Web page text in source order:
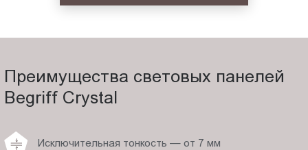
Преимущества световых панелей
Begriff Crystal
Исключительная тонкость — от 7 мм